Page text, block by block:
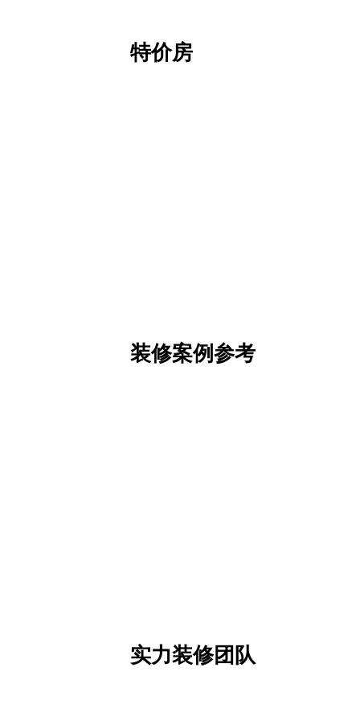
特价房
装修案例参考
实力装修团队